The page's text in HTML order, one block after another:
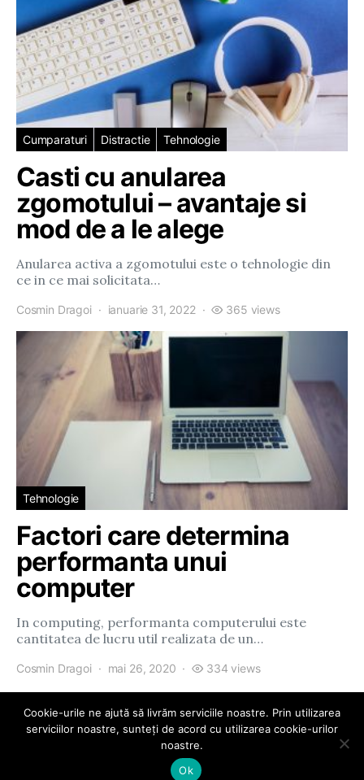
Cumparaturi Distractie Tehnologie
Casti cu anularea
zgomotului – avantaje si
mod de a le alege
Anularea activa a zgomotului este o tehnologie din
ce in ce mai solicitata…
Cosmin Dragoi ianuarie 31, 2022 365 views
Tehnologie
Factori care determina
performanta unui
computer
In computing, performanta computerului este
cantitatea de lucru util realizata de un…
Cosmin Dragoi mai 26, 2020 334 views
eParty
Cookie-urile ne ajută să livrăm serviciile noastre. Prin utilizarea
serviciilor noastre, sunteți de acord cu utilizarea cookie-urilor
noastre.
Ok